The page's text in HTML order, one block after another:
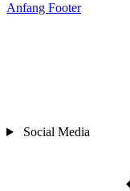
Anfang Footer
Social Media